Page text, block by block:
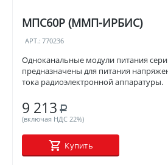
МПС60Р (ММП-ИРБИС)
АРТ.: 770236
Одноканальные модули питания
предназначены для питания
тока радиоэлектронной аппаратуры.
9 213 Р
(включая НДС 22%)
Купить